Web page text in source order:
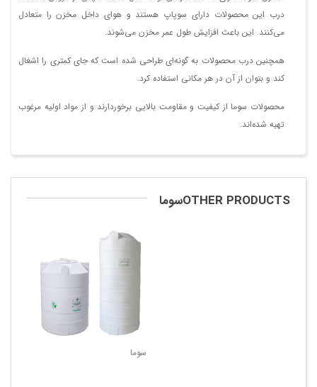
درب این محصولات دارای سوپاپ هستند و هوای داخل مخزن را متعادل
می‌کنند. این باعث افزایش طول عمر مخزن می‌شوند.
همچنین درب محصولات به گونه‌ای طراحی شده است که جای کمتری را اشغال
کند و بتوان از آن در هر مکانی استفاده کرد.
محصولات سوما از کیفیت و مقاومت بالایی برخوردارند و از مواد اولیه مرغوب
تهیه شده‌اند.
OTHER PRODUCTSسوما
سوما